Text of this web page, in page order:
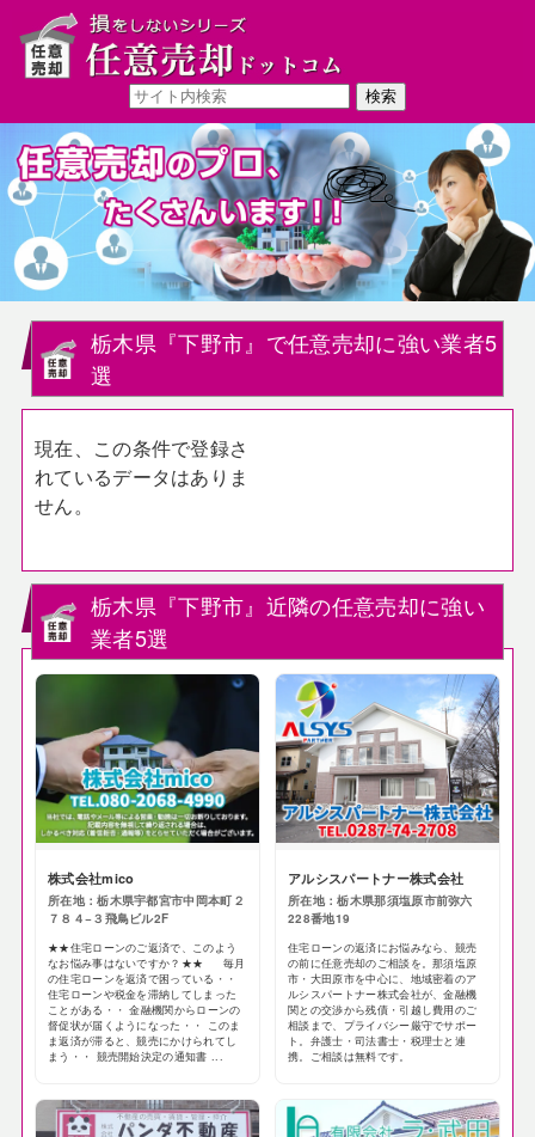
栃木県『下野市』で任意売却に強い業者5
選
現在、この条件で登録さ
れているデータはありま
せん。
栃木県『下野市』近隣の任意売却に強い
業者5選
株式会社mico
所在地：栃木県宇都宮市中岡本町２
７８４−３飛鳥ビル2F
★★住宅ローンのご返済で、このよう
なお悩み事はないですか？★★ 毎月
の住宅ローンを返済で困っている・・
住宅ローンや税金を滞納してしまった
ことがある・・ 金融機関からローンの
督促状が届くようになった・・ このま
ま返済が滞ると、競売にかけられてし
まう・・ 競売開始決定の通知書 ...
アルシスパートナー株式会社
所在地：栃木県那須塩原市前弥六
228番地19
住宅ローンの返済にお悩みなら、競売
の前に任意売却のご相談を。那須塩原
市・大田原市を中心に、地域密着のア
ルシスパートナー株式会社が、金融機
関との交渉から残債・引越し費用のご
相談まで、プライバシー厳守でサポー
ト。弁護士・司法書士・税理士と連
携。ご相談は無料です。